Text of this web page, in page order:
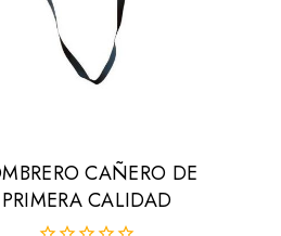
CAÑERO DE
PRIMERA CALIDAD